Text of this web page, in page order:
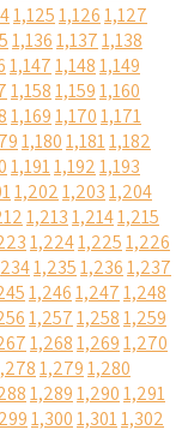
1,1251,1261,127
1,1361,1371,138
1,1471,1481,149
1,1581,1591,160
1,1691,1701,171
1,1801,1811,182
1,1911,1921,193
1,2021,2031,204
1,2131,2141,215
1,2241,2251,226
1,2351,2361,237
1,2461,2471,248
1,2571,2581,259
1,2681,2691,270
1,2791,280
1,2891,2901,291
1,3001,3011,302